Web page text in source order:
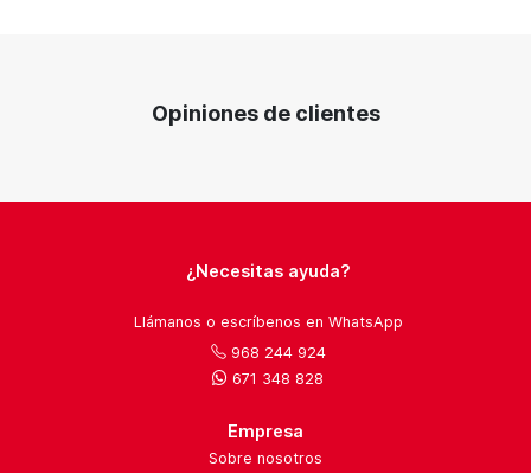
Opiniones de clientes
¿Necesitas ayuda?
Llámanos o escríbenos en WhatsApp
968 244 924
671 348 828
Empresa
Sobre nosotros